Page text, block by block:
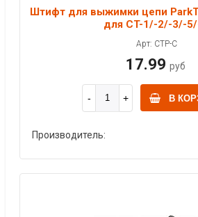
Штифт для выжимки цепи
для CT-1/-2/-3/-
Арт: CTP-C
17.99 руб
В
Производитель: